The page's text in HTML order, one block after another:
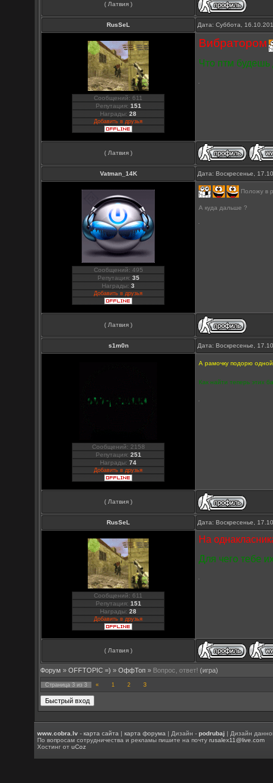
( Латвия )
RusSeL Дата: Суббота,
Сообщений: 611
Репутация: 151
Награды:28
Добавить в друзья
Вибратором
Что птм будешь
( Латвия )
Vatman_14K Дата: Воскресенье,
Сообщений: 495
Репутация: 35
Награды:3
Добавить в друзья
Положу в
А куда дальше ?
( Латвия )
s1m0n Дата: Воскресенье,
Сообщений: 2158
Репутация: 251
Награды:74
Добавить в друзья
А рамочку подорю
Как найти теперь этих
( Латвия )
RusSeL Дата: Воскресенье,
Сообщений: 611
Репутация: 151
Награды:28
Добавить в друзья
На
Для чего тебе
( Латвия )
Форум » OFFTOPIC =) » OффТоп » Вопрос, ответ! (игра)
Страница3 из3 « 1 2 3
www.cobra.lv -карта сайта |карта форума | Дизайн -podrubaj | Дизайн
По вопросам сотрудничества и рекламы пишите на почтуrusalex11@live.com
Хостинг отuCoz